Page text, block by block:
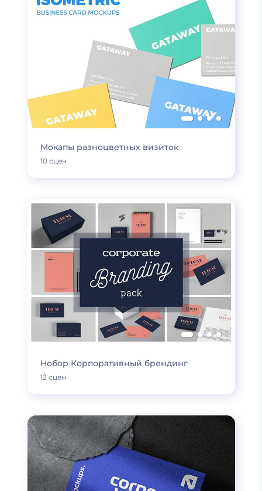
Мокапы разноцветных визиток
10 сцен
Нобор Корпоративный брендинг
12 сцен